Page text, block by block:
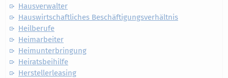
Hausverwalter
Hauswirtschaftliches Beschäftigungsverhältnis
Heilberufe
Heimarbeiter
Heimunterbringung
Heiratsbeihilfe
Herstellerleasing